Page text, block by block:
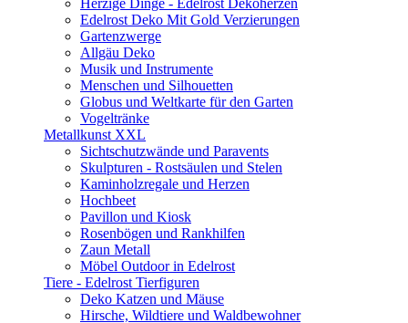
Herzige Dinge - Edelrost Dekoherzen
Edelrost Deko Mit Gold Verzierungen
Gartenzwerge
Allgäu Deko
Musik und Instrumente
Menschen und Silhouetten
Globus und Weltkarte für den Garten
Vogeltränke
Metallkunst XXL
Sichtschutzwände und Paravents
Skulpturen - Rostsäulen und Stelen
Kaminholzregale und Herzen
Hochbeet
Pavillon und Kiosk
Rosenbögen und Rankhilfen
Zaun Metall
Möbel Outdoor in Edelrost
Tiere - Edelrost Tierfiguren
Deko Katzen und Mäuse
Hirsche, Wildtiere und Waldbewohner